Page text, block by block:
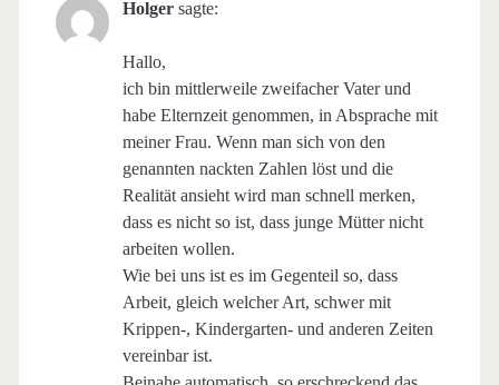
Holger sagte:
Hallo,
ich bin mittlerweile zweifacher Vater und
habe Elternzeit genommen, in Absprache mit
meiner Frau. Wenn man sich von den
genannten nackten Zahlen löst und die
Realität ansieht wird man schnell merken,
dass es nicht so ist, dass junge Mütter nicht
arbeiten wollen.
Wie bei uns ist es im Gegenteil so, dass
Arbeit, gleich welcher Art, schwer mit
Krippen-, Kindergarten- und anderen Zeiten
vereinbar ist.